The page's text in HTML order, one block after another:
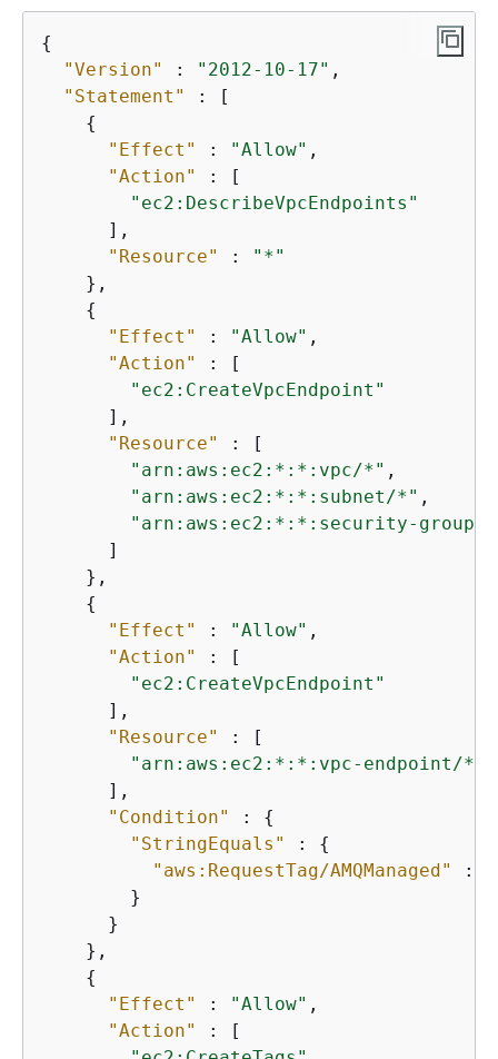
{
"Version"
: "2012-10-17" ,
"Statement"
: [
{
"Effect"
: "Allow" ,
"Action"
: [
"ec2:DescribeVpcEndpoints"
      ],
"Resource"
:
"*"
    },
{
"Effect"
: "Allow" ,
"Action"
: [
"ec2:CreateVpcEndpoint"
      ],
"Resource"
: [
"arn:aws:ec2:*:*:vpc/*" ,
"arn:aws:ec2:*:*:subnet/*" ,
"arn:aws:ec2:*:*:security-group/
      ]
    },
{
"Effect"
: "Allow" ,
"Action"
: [
"ec2:CreateVpcEndpoint"
      ],
"Resource"
: [
"arn:aws:ec2:*:*:vpc-endpoint/*"
      ],
"Condition"
: {
"StringEquals"
: {
"aws:RequestTag/AMQManaged"
:
        }
      }
    },
{
"Effect"
: "Allow" ,
"Action"
: [